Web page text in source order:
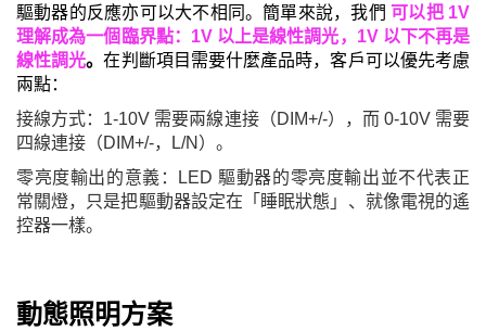
驅動器的反應亦可以大不相同。簡單來說，我們 可以把 1V
理解成為一個臨界點：1V 以上是線性調光，1V 以下不再是
線性調光。在判斷項目需要什麼產品時，客戶可以優先考慮
兩點：
接線方式：1-10V 需要兩線連接（DIM+/-），而 0-10V 需要
四線連接（DIM+/-，L/N）。
零亮度輸出的意義：LED 驅動器的零亮度輸出並不代表正
常關燈，只是把驅動器設定在「睡眠狀態」、就像電視的遙
控器一樣。
動態照明方案